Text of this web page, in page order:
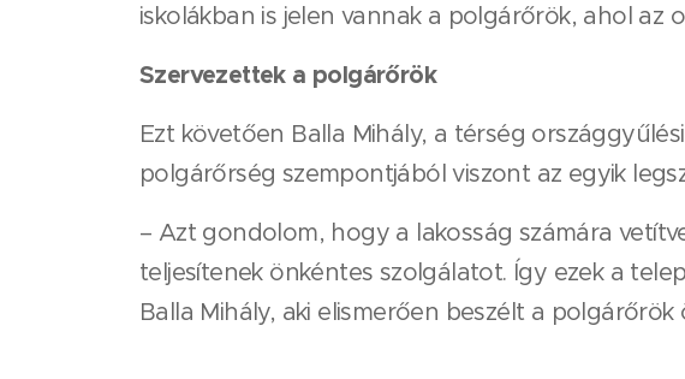
iskolákban is jelen vannak a polgárőrök, ahol
Szervezettek a polgárőrök
Ezt követően Balla Mihály, a térség
polgárőrség szempontjából viszont az egyik
– Azt gondolom, hogy a lakosság számára
teljesítenek önkéntes szolgálatot. Így ezek a
Balla Mihály, aki elismerően beszélt a